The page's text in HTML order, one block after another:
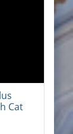
Cat